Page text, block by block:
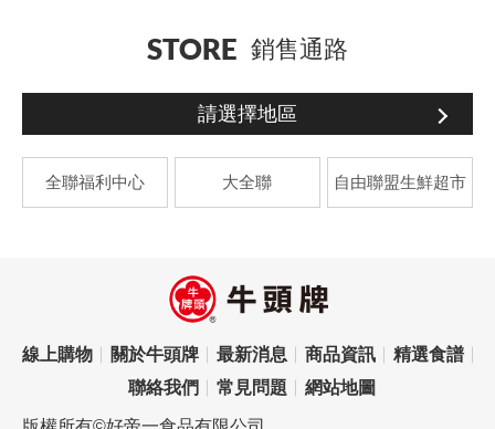
STORE 銷售通路
請選擇地區
全聯福利中心 大全聯 自由聯盟生鮮超市
線上購物 關於牛頭牌 最新消息 商品資訊
精選食譜
聯絡我們
常見問題 網站地圖